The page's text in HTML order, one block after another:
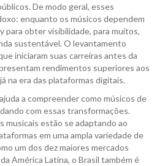
De modo geral, esses
enquanto os músicos dependem
para obter visibilidade, para muitos,
sustentável. O levantamento
iniciaram suas carreiras antes da
rendimentos superiores aos
na era das plataformas digitais.
a compreender como músicos de
com essas transformações.
musicais estão se adaptando ao
em uma ampla variedade de
um dos dez maiores mercados
América Latina, o Brasil também é